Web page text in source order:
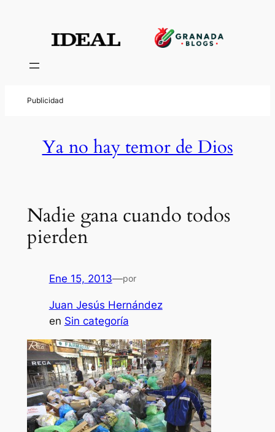
Ya no hay temor de Dios
Nadie gana cuando todos
pierden
Ene 15, 2013—por
Juan Jesús Hernández
en Sin categoría